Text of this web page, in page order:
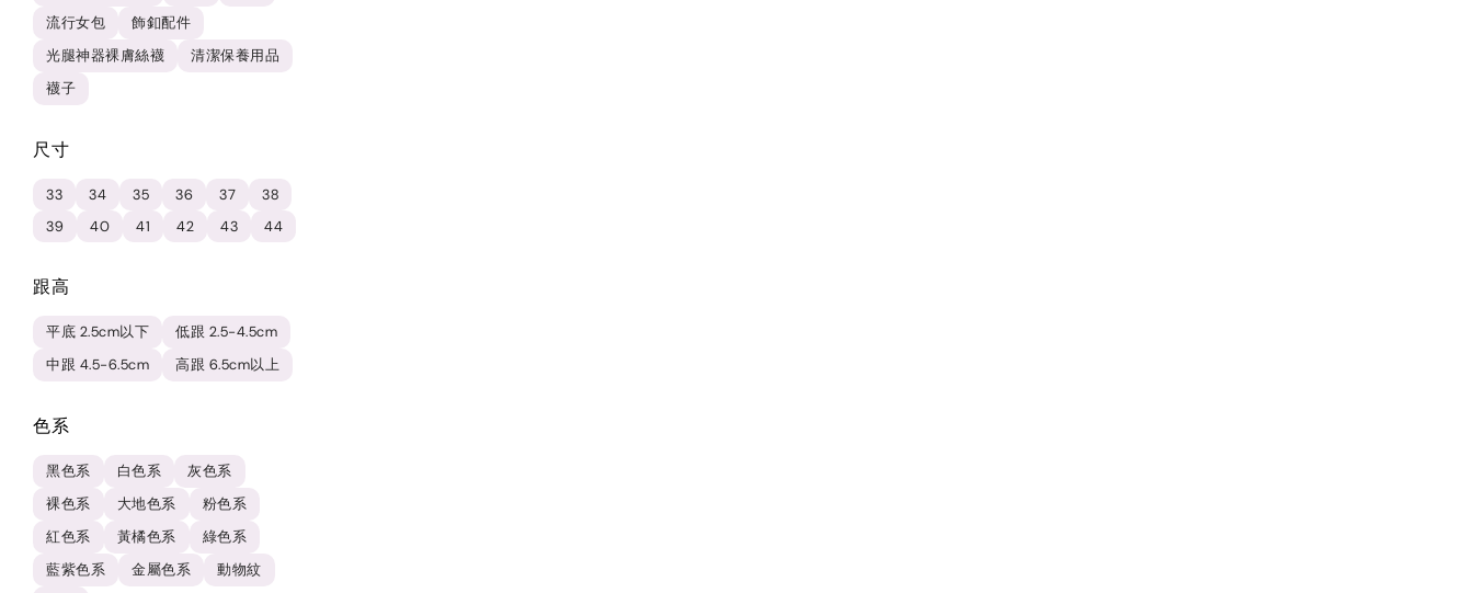
流行女包
飾釦配件
光腿神器裸膚絲襪
清潔保養用品
襪子
尺寸
33 34 35 36 37
38
39
40 41 42 43 44
跟高
平底 2.5cm以下
低跟 2.5-4.5cm
中跟 4.5-6.5cm
高跟 6.5cm以上
色系
黑色系 白色系
灰色系
裸色系
大地色系
粉色系
紅色系
黃橘色系
綠色系
藍紫色系
金屬色系 動物紋